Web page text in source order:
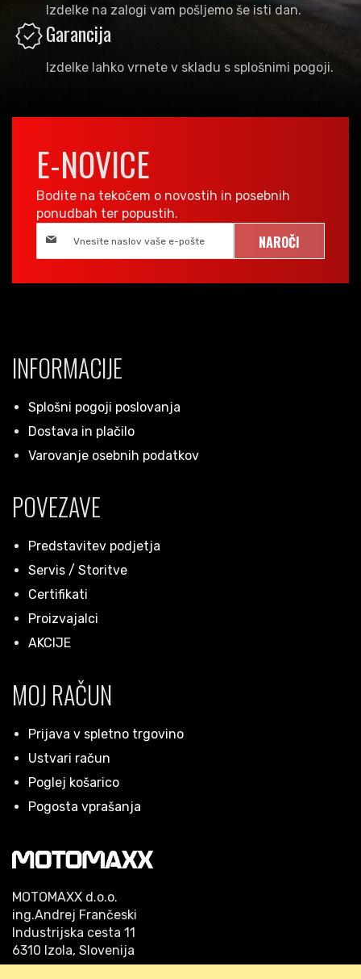
Izdelke na zalogi vam pošljemo še isti dan.
verifiedGarancija
Izdelke lahko vrnete v skladu s splošnimi pogoji.
E-NOVICE
Bodite na tekočem o novostih in posebnih
ponudbah ter popustih.
NAROČI
INFORMACIJE
Splošni pogoji poslovanja
Dostava in plačilo
Varovanje osebnih podatkov
POVEZAVE
Predstavitev podjetja
Servis / Storitve
Certifikati
Proizvajalci
AKCIJE
MOJ RAČUN
Prijava v spletno trgovino
Ustvari račun
Poglej košarico
Pogosta vprašanja
MOTOMAXX d.o.o.
ing.Andrej Frančeski
Industrijska cesta 11
6310 Izola, Slovenija